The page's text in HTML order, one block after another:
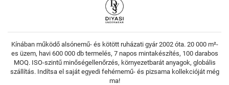
Kínában működő alsónemű- és kötött ruházati gyár 2002 óta. 20 000 m²-
es üzem, havi 600 000 db termelés, 7 napos mintakészítés, 100 darabos
MOQ. ISO-szintű minőségellenőrzés, környezetbarát anyagok, globális
szállítás. Indítsa el saját egyedi fehérnemű- és pizsama kollekcióját még
ma!